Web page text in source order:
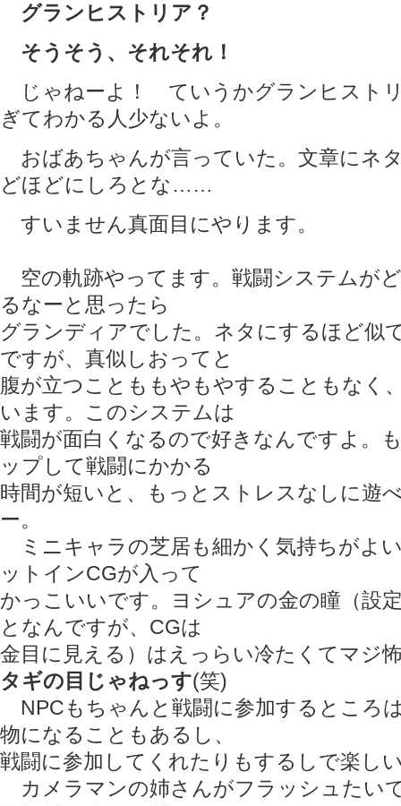
グランヒストリア？
そうそう、それそれ！
じゃねーよ！ ていうかグランヒスト
ぎてわかる人少ないよ。
おばあちゃんが言っていた。文章にネ
どほどにしろとな……
すいません真面目にやります。
空の軌跡やってます。戦闘システムが
るなーと思ったら
グランディアでした。ネタにするほど似
ですが、真似しおってと
腹が立つことももやもやすることもなく
います。このシステムは
戦闘が面白くなるので好きなんですよ。
ップして戦闘にかかる
時間が短いと、もっとストレスなしに遊
ー。
ミニキャラの芝居も細かく気持ちがよ
ットインCGが入って
かっこいいです。ヨシュアの金の瞳（設
となんですが、CGは
金目に見える）はえっらい冷たくてマジ
タギの目じゃねっす(笑)
NPCもちゃんと戦闘に参加するところ
物になることもあるし、
戦闘に参加してくれたりもするしで楽し
カメラマンの姉さんがフラッシュたい